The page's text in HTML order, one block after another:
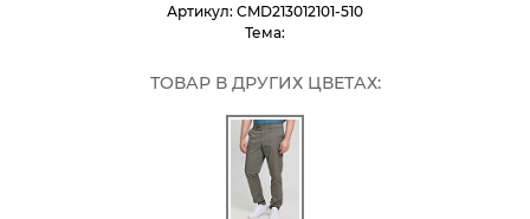
Артикул: CMD213012101-510
Тема:
ТОВАР В ДРУГИХ ЦВЕТАХ: